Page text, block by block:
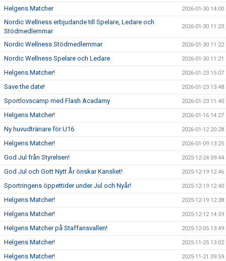
Helgens Matcher 2026-01-30 14:00
Nordic Wellness erbjudande till Spelare, Ledare och
Stödmedlemmar
2026-01-30 11:23
Nordic Wellness Stödmedlemmar 2026-01-30 11:22
Nordic Wellness Spelare och Ledare 2026-01-30 11:21
Helgens Matcher! 2026-01-23 15:07
Save the date! 2026-01-23 13:48
Sportlovscamp med Flash Acadamy 2026-01-23 11:40
Helgens Matcher! 2026-01-16 14:27
Ny huvudtränare för U16 2026-01-12 20:28
Helgens Matcher! 2026-01-09 13:25
God Jul från Styrelsen! 2025-12-24 09:44
God Jul och Gott Nytt År önskar Kansliet! 2025-12-19 12:46
Sportringens öppettider under Jul och Nyår! 2025-12-19 12:40
Helgens Matcher! 2025-12-19 12:38
Helgens Matcher! 2025-12-12 14:59
Helgens Matcher på Staffansvallen! 2025-12-05 13:49
Helgens Matcher! 2025-11-25 13:02
Helgens Matcher! 2025-11-21 09:59